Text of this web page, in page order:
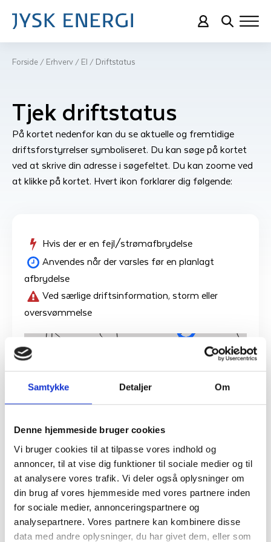
Samtykke Detaljer Om
Denne hjemmeside bruger cookies
Vi bruger cookies til at tilpasse vores indhold og
annoncer, til at vise dig funktioner til sociale medier og til
at analysere vores trafik. Vi deler også oplysninger om
din brug af vores hjemmeside med vores partnere inden
for sociale medier, annonceringspartnere og
analysepartnere. Vores partnere kan kombinere disse
data med andre oplysninger, du har givet dem, eller som
Forside / Erhverv / El / Driftstatus
Tjek driftstatus
På kortet nedenfor kan du se aktuelle og fremtidige
driftsforstyrrelser symboliseret. Du kan søge på kortet
ved at skrive din adresse i søgefeltet. Du kan zoome ved
at klikke på kortet. Hvert ikon forklarer dig følgende:
Hvis der er en fejl/strømafbrydelse
Anvendes når der varsles før en planlagt
afbrydelse
Ved særlige driftsinformation, storm eller
oversvømmelse